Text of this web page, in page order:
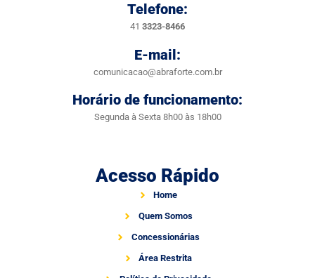
Telefone:
41 3323-8466
E-mail:
comunicacao@abraforte.com.br
Horário de funcionamento:
Segunda à Sexta 8h00 às 18h00
Acesso Rápido
Home
Quem Somos
Concessionárias
Área Restrita